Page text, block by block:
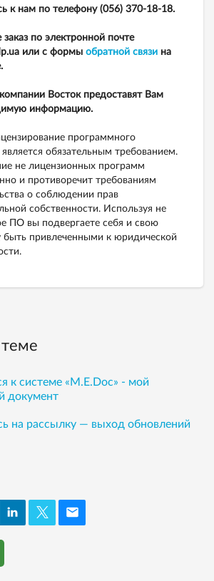
к нам по телефону (056) 370-18-18.
по электронной почте
или с формы обратной связи на
Восток предоставят Вам
информацию.
программного
обязательным требованием.
не лицензионных программ
и противоречит требованиям
о соблюдении прав
собственности. Используя не
ПО вы подвергаете себя и свою
быть привлеченными к юридической
к системе «М.Е.Doc» - мой
документ
на рассылку — выход обновлений